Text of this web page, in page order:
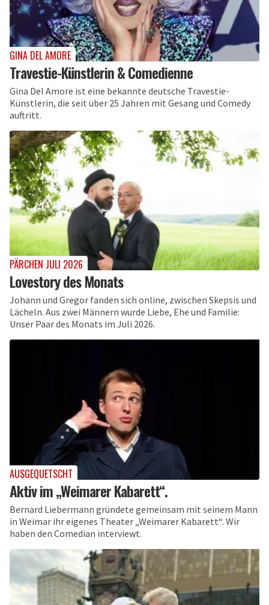
GINA DEL AMORE
Travestie-Künstlerin & Comedienne
Gina Del Amore ist eine bekannte deutsche Travestie-
Künstlerin, die seit über 25 Jahren mit Gesang und Comedy
auftritt.
PÄRCHEN JULI 2026
Lovestory des Monats
Johann und Gregor fanden sich online, zwischen Skepsis und
Lächeln. Aus zwei Männern wurde Liebe, Ehe und Familie:
Unser Paar des Monats im Juli 2026.
AUSGEQUETSCHT
Aktiv im „Weimarer Kabarett“.
Bernard Liebermann gründete gemeinsam mit seinem Mann
in Weimar ihr eigenes Theater „Weimarer Kabarett“. Wir
haben den Comedian interviewt.